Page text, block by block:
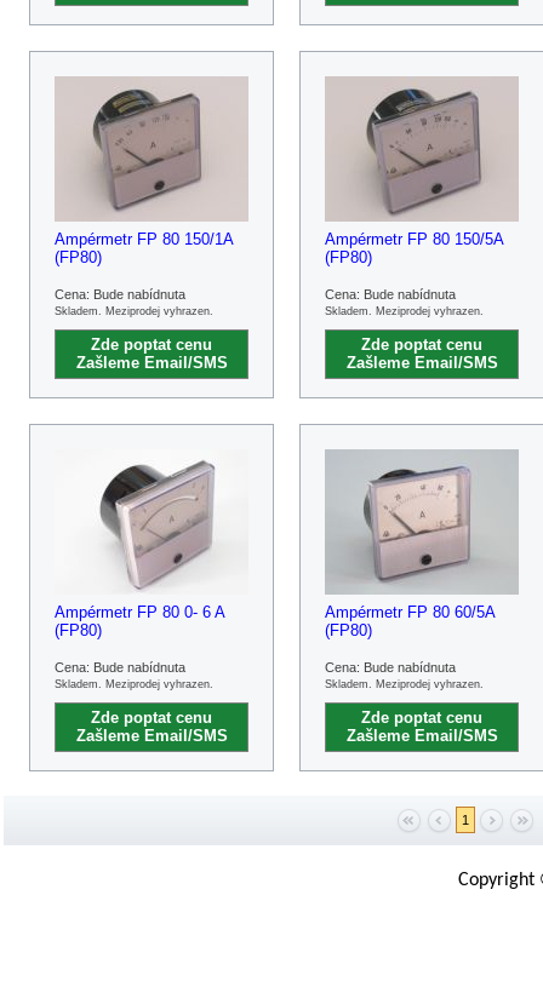
Ampérmetr FP 80 150/1A
(FP80)
Cena: Bude nabídnuta
Skladem. Meziprodej vyhrazen.
Zde poptat cenu
Zašleme Email/SMS
Ampérmetr FP 80 150/5A
(FP80)
Cena: Bude nabídnuta
Skladem. Meziprodej vyhrazen.
Zde poptat cenu
Zašleme Email/SMS
Ampérmetr FP 80 0- 6 A
(FP80)
Cena: Bude nabídnuta
Skladem. Meziprodej vyhrazen.
Zde poptat cenu
Zašleme Email/SMS
Ampérmetr FP 80 60/5A
(FP80)
Cena: Bude nabídnuta
Skladem. Meziprodej vyhrazen.
Zde poptat cenu
Zašleme Email/SMS
1
Copyright